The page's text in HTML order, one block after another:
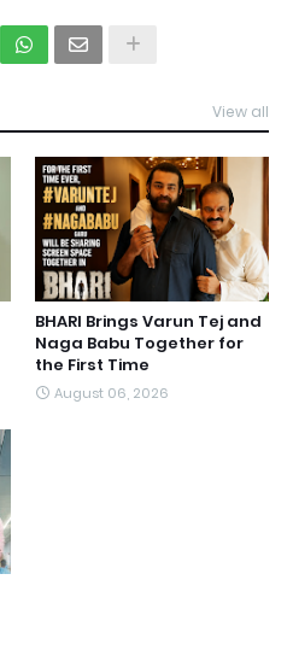
View all
BHARI Brings Varun Tej and
Naga Babu Together for
the First Time
August 06, 2026